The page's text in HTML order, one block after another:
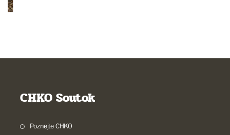
CHKO Soutok
Poznejte CHKO